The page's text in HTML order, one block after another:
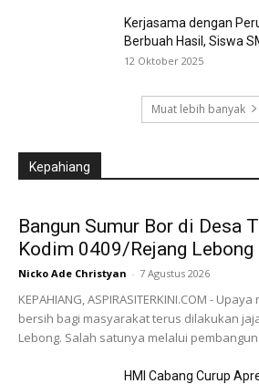
Kerjasama dengan
Berbuah Hasil, Siswa
12 Oktober 2025
Muat lebih banyak
Kepahiang
Bangun Sumur Bor di Desa
Kodim 0409/Rejang Lebong
Nicko Ade Christyan - 7 Agustus 2026
KEPAHIANG, ASPIRASITERKINI.COM -
bersih bagi masyarakat terus dilakukan
Lebong. Salah satunya melalui
HMI Cabang Curup